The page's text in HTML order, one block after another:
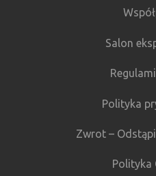
Salon
Polityka
Zwrot –
Polityka